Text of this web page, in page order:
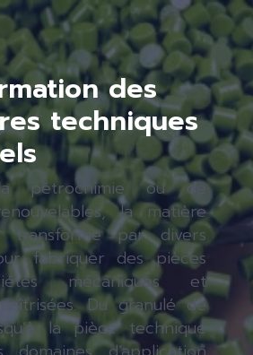
des
techniques
pétrochimie ou de
la matière
transforme par divers
fabriquer des pièces
mécaniques et
Du granulé de
la pièce technique